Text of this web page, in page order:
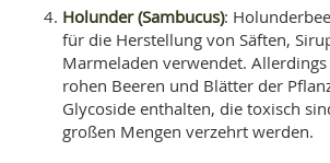
Holunder (Sambucus):
für die Herstellung von Säften,
Marmeladen verwendet.
rohen Beeren und Blätter der
Glycoside enthalten, die toxisch
großen Mengen verzehrt werden.